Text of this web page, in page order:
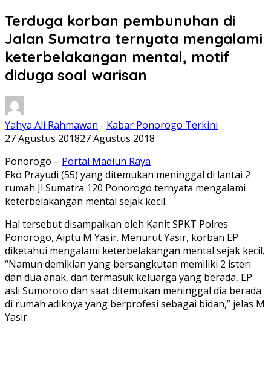
Terduga korban pembunuhan di
Jalan Sumatra ternyata mengalami
keterbelakangan mental, motif
diduga soal warisan
Yahya Ali Rahmawan - Kabar Ponorogo Terkini
27 Agustus 201827 Agustus 2018
Ponorogo – Portal Madiun Raya
Eko Prayudi (55) yang ditemukan meninggal di lantai 2
rumah Jl Sumatra 120 Ponorogo ternyata mengalami
keterbelakangan mental sejak kecil.
Hal tersebut disampaikan oleh Kanit SPKT Polres
Ponorogo, Aiptu M Yasir. Menurut Yasir, korban EP
diketahui mengalami keterbelakangan mental sejak kecil.
“Namun demikian yang bersangkutan memiliki 2 isteri
dan dua anak, dan termasuk keluarga yang berada, EP
asli Sumoroto dan saat ditemukan meninggal dia berada
di rumah adiknya yang berprofesi sebagai bidan,” jelas M
Yasir.